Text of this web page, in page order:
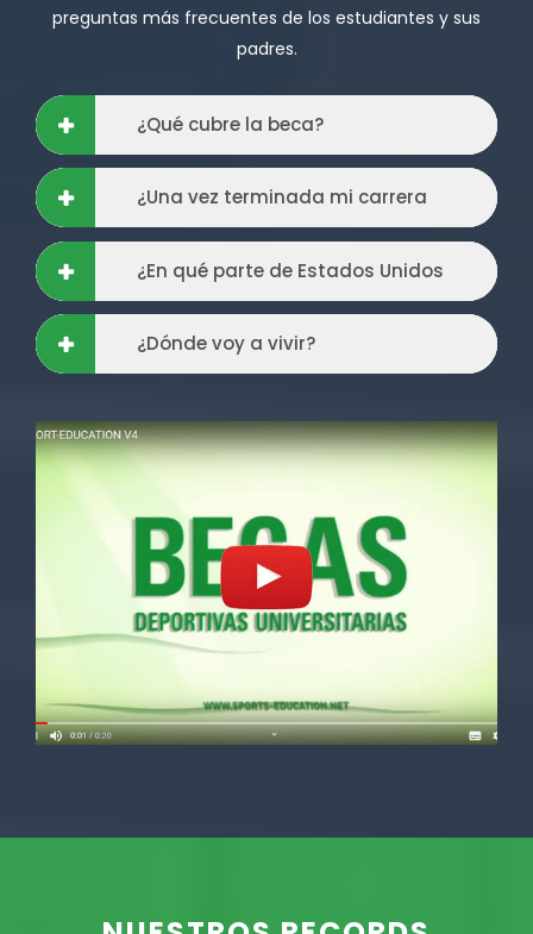
preguntas más frecuentes de los estudiantes y sus
padres.
¿Qué cubre la beca?
¿Una vez terminada mi carrera
puedo ser profesional?
¿En qué parte de Estados Unidos
están las universidades?
¿Dónde voy a vivir?